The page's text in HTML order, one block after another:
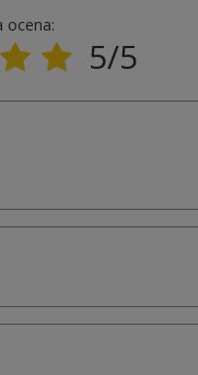
ocena:
5/5